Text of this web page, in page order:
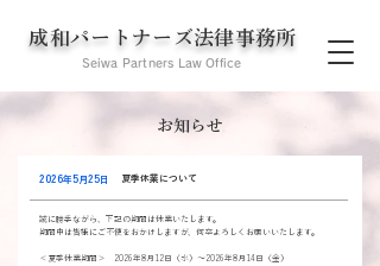
​成和パートナーズ法律事務所
Seiwa Partners Law Office
お知らせ
2026年5月25日 夏季休業について
誠に勝手ながら、下記の期間は休業いたします。
期間中は皆様にご不便をおかけしますが、何卒よろしくお願いいたします。
＜夏季休業期間＞ 2026年8月12日（水）～2026年8月14日（金）